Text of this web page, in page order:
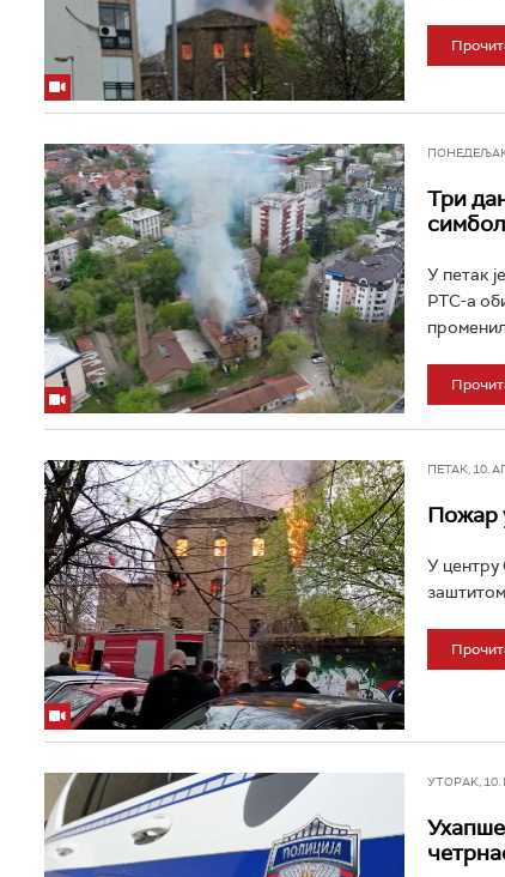
ПОНЕДЕЉАК,
Три
У петак
РТС-а
ПЕТАК, 10.
Пожар
У центру
УТОРАК, 10.